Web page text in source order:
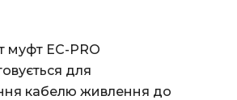
муфт EC-PRO
для
кабелю живлення до